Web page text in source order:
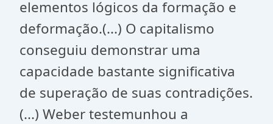
elementos lógicos da formação e
deformação.(...) O capitalismo
conseguiu demonstrar uma
capacidade bastante significativa
de superação de suas contradições.
(...) Weber testemunhou a